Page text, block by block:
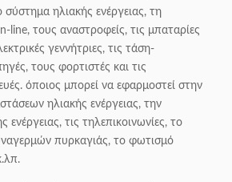
σύστημα ηλιακής ενέργειας, τη
line, τους αναστροφείς, τις μπαταρίες
γεννήτριες, τις τάση-
τους φορτιστές και τις
όποιος μπορεί να εφαρμοστεί στην
ηλιακής ενέργειας, την
ενέργειας, τις τηλεπικοινωνίες, το
πυρκαγιάς, το φωτισμό